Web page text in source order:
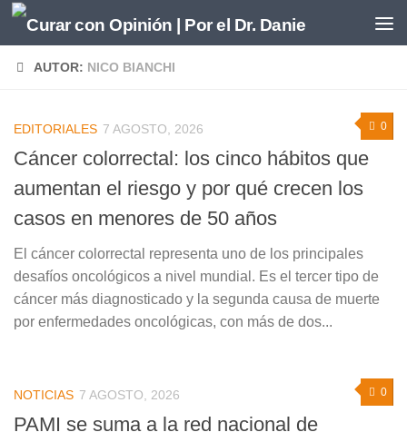
Saltar al contenido
AUTOR: NICO BIANCHI
0
EDITORIALES 7 AGOSTO, 2026
Cáncer colorrectal: los cinco hábitos que
aumentan el riesgo y por qué crecen los
casos en menores de 50 años
El cáncer colorrectal representa uno de los principales
desafíos oncológicos a nivel mundial. Es el tercer tipo de
cáncer más diagnosticado y la segunda causa de muerte
por enfermedades oncológicas, con más de dos...
0
NOTICIAS 7 AGOSTO, 2026
PAMI se suma a la red nacional de